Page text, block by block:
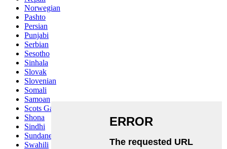
Norwegian
Pashto
Persian
Punjabi
Serbian
Sesotho
Sinhala
Slovak
Slovenian
Somali
Samoan
Scots Gaelic
Shona
Sindhi
Sundanese
Swahili